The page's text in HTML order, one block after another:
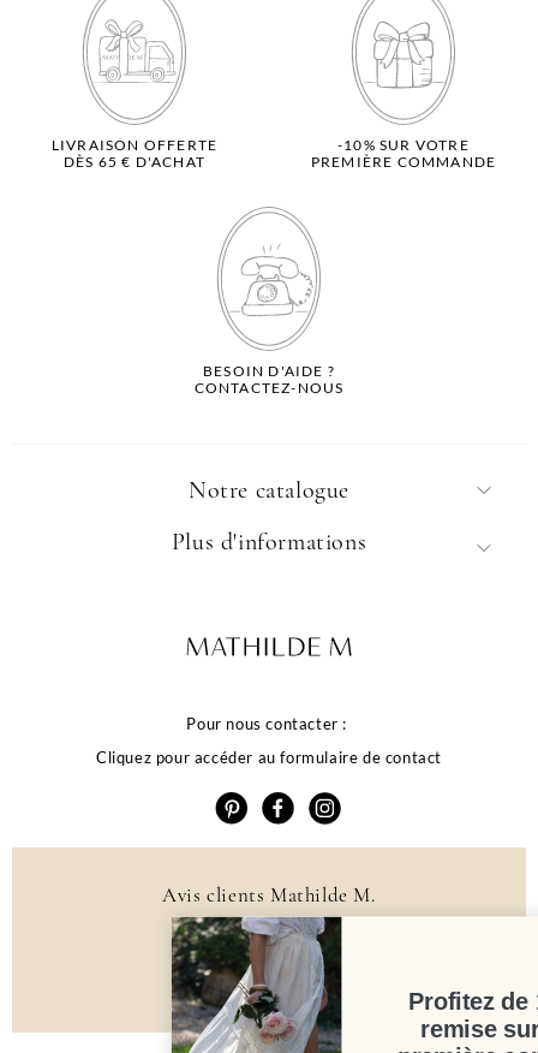
LIVRAISON OFFERTE
DÈS 65 € D'ACHAT
-10% SUR VOTRE
PREMIÈRE COMMANDE
BESOIN D'AIDE ?
CONTACTEZ-NOUS
Notre catalogue
Pour nous contacter :
Cliquez pour accéder au formulaire de contact
Plus d'informations
Avis clients Mathilde M.
4.6 /5
384 avis
Profitez de 10% de
remise sur votre